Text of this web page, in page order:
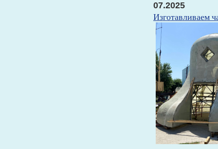
07.2025
Изготавливаем